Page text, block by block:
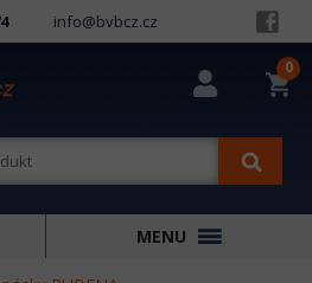
info@bvbcz.cz
shopping_cart
0
MENU